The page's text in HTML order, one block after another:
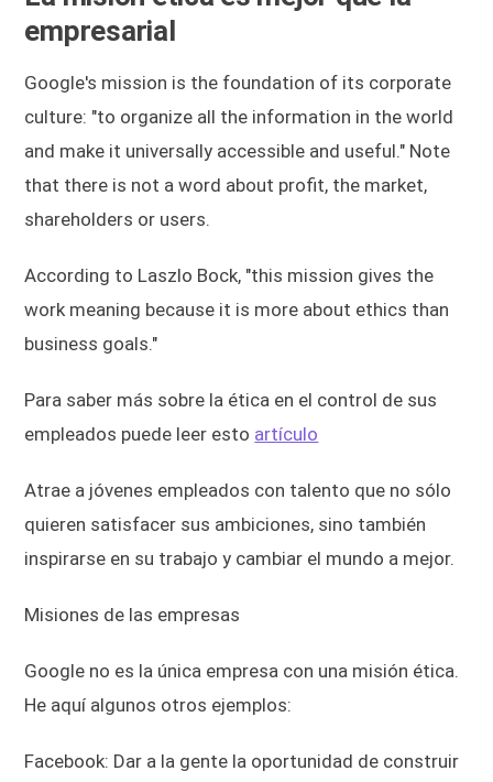
empresarial
Google's mission is the foundation of its corporate
culture: "to organize all the information in the world
and make it universally accessible and useful." Note
that there is not a word about profit, the market,
shareholders or users.
According to Laszlo Bock, "this mission gives the
work meaning because it is more about ethics than
business goals."
Para saber más sobre la ética en el control de sus
empleados puede leer esto artículo
Atrae a jóvenes empleados con talento que no sólo
quieren satisfacer sus ambiciones, sino también
inspirarse en su trabajo y cambiar el mundo a mejor.
Misiones de las empresas
Google no es la única empresa con una misión ética.
He aquí algunos otros ejemplos:
Facebook: Dar a la gente la oportunidad de construir